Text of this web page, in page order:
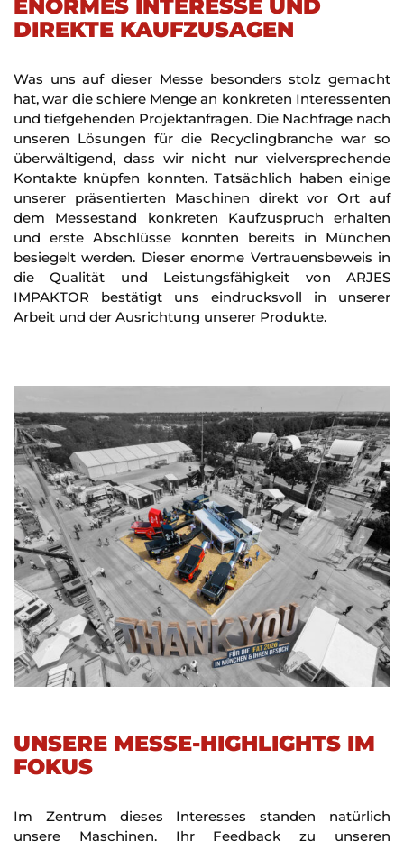
ENORMES INTERESSE UND
DIREKTE KAUFZUSAGEN
Was uns auf dieser Messe besonders stolz gemacht
hat, war die schiere Menge an konkreten Interessenten
und tiefgehenden Projektanfragen. Die Nachfrage nach
unseren Lösungen für die Recyclingbranche war so
überwältigend, dass wir nicht nur vielversprechende
Kontakte knüpfen konnten. Tatsächlich haben einige
unserer präsentierten Maschinen direkt vor Ort auf
dem Messestand konkreten Kaufzuspruch erhalten
und erste Abschlüsse konnten bereits in München
besiegelt werden. Dieser enorme Vertrauensbeweis in
die Qualität und Leistungsfähigkeit von ARJES
IMPAKTOR bestätigt uns eindrucksvoll in unserer
Arbeit und der Ausrichtung unserer Produkte.
UNSERE MESSE-HIGHLIGHTS IM
FOKUS
Im Zentrum dieses Interesses standen natürlich
unsere Maschinen. Ihr Feedback zu unseren